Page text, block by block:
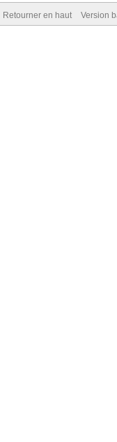
Retourner en haut Version